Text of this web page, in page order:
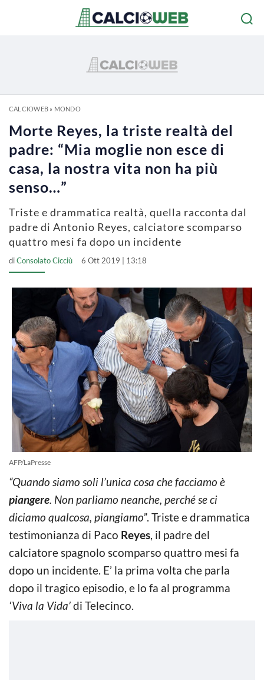
CALCIOWEB» MONDO
Morte Reyes, la triste realtà del
padre: “Mia moglie non esce di
casa, la nostra vita non ha più
senso…”
Triste e drammatica realtà, quella racconta dal
padre di Antonio Reyes, calciatore scomparso
quattro mesi fa dopo un incidente
diConsolato Cicciù 6 Ott 2019 | 13:18
AFP/LaPresse
“Quando siamo soli l’unica cosa che facciamo è
piangere. Non parliamo neanche, perché se ci
diciamo qualcosa, piangiamo”. Triste e drammatica
testimonianza di Paco Reyes, il padre del
calciatore spagnolo scomparso quattro mesi fa
dopo un incidente. E’ la prima volta che parla
dopo il tragico episodio, e lo fa al programma
‘Viva la Vida’di Telecinco.